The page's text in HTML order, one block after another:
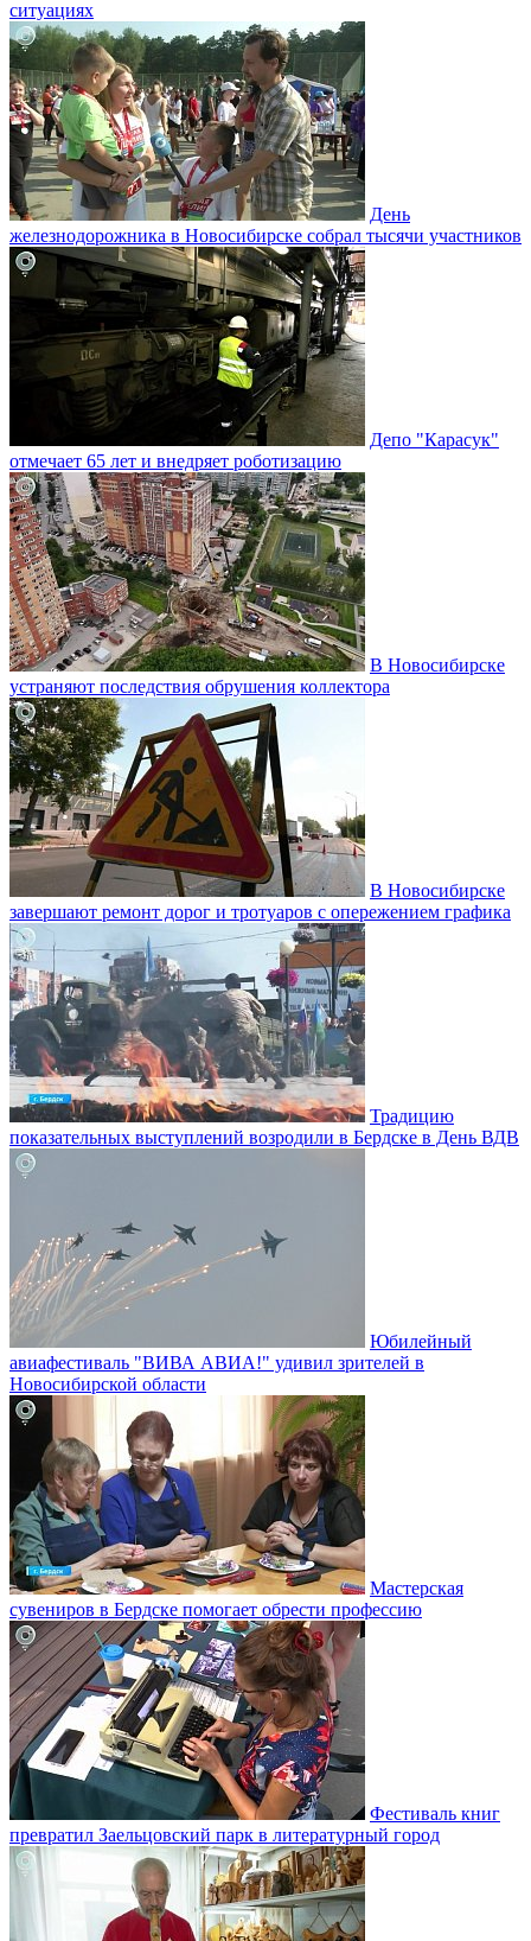
ситуациях
День
железнодорожника в Новосибирске собрал тысячи участников
Депо "Карасук"
отмечает 65 лет и внедряет роботизацию
В Новосибирске
устраняют последствия обрушения коллектора
В Новосибирске
завершают ремонт дорог и тротуаров с опережением графика
Традицию
показательных выступлений возродили в Бердске в День ВДВ
Юбилейный
авиафестиваль "ВИВА АВИА!" удивил зрителей в
Новосибирской области
Мастерская
сувениров в Бердске помогает обрести профессию
Фестиваль книг
превратил Заельцовский парк в литературный город